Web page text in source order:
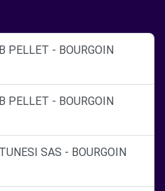
PELLET - BOURGOIN
PELLET - BOURGOIN
SAS - BOURGOIN